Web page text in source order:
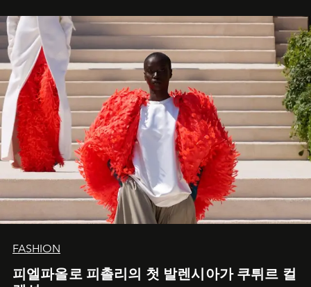
FASHION
피엘파올로 피촐리의 첫 발렌시아가 쿠튀르 컬